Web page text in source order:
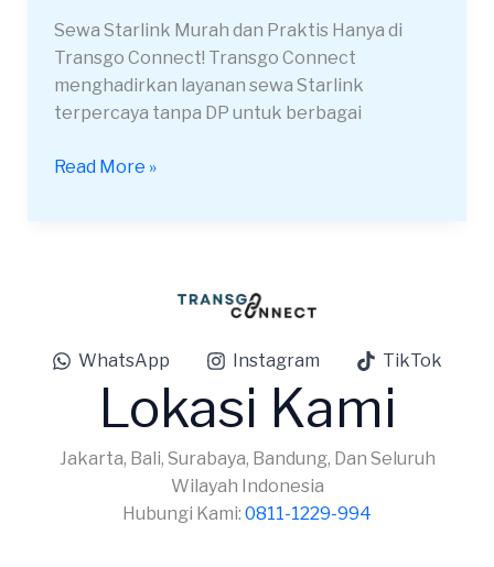
Sewa Starlink Murah dan Praktis Hanya di
Transgo Connect! Transgo Connect
menghadirkan layanan sewa Starlink
terpercaya tanpa DP untuk berbagai
Area
Sulit
Sinyal
dan
Read More »
WhatsApp Instagram TikTok
Lokasi Kami
Jakarta, Bali, Surabaya, Bandung, Dan Seluruh
Wilayah Indonesia
Hubungi Kami: 0811-1229-994